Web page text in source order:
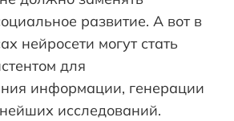
развитие. А вот в
нейросети могут стать
для
информации, генерации
исследований.